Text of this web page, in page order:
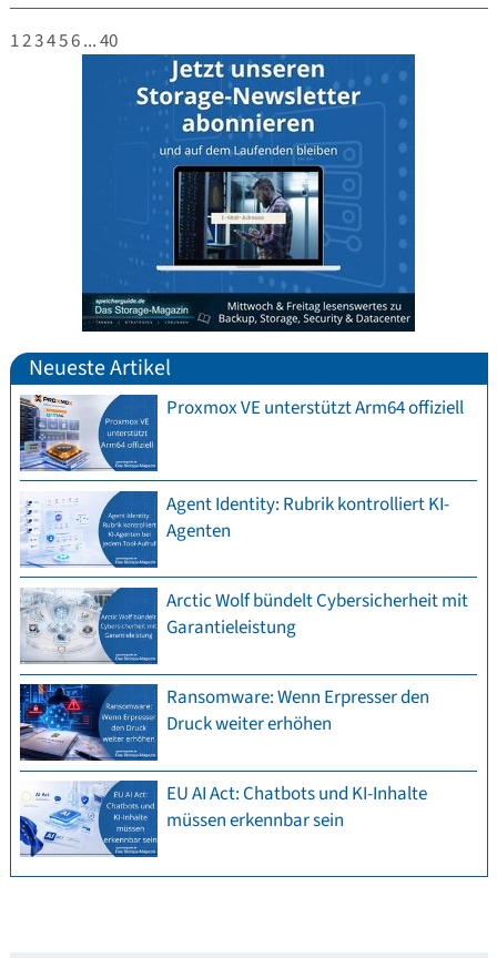
123456...40
Neueste Artikel
Proxmox VE unterstützt Arm64 offiziell
Agent Identity: Rubrik kontrolliert KI-
Agenten
Arctic Wolf bündelt Cybersicherheit mit
Garantieleistung
Ransomware: Wenn Erpresser den
Druck weiter erhöhen
EU AI Act: Chatbots und KI-Inhalte
müssen erkennbar sein